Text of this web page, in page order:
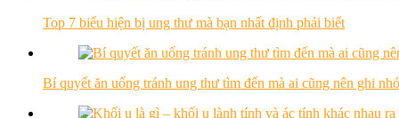
Top 7 biểu hiện bị ung thư mà bạn nhất định phải biết
Bí quyết ăn uống tránh ung thư tìm đến mà ai cũng nên ghi nhớ